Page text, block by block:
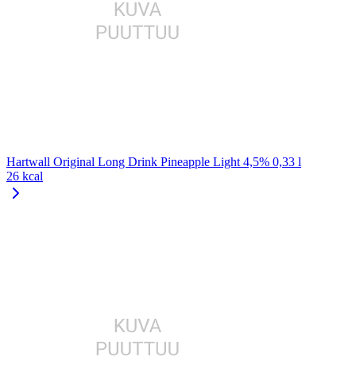
Hartwall Original Long Drink Pineapple Light 4,5% 0,33 l
26 kcal